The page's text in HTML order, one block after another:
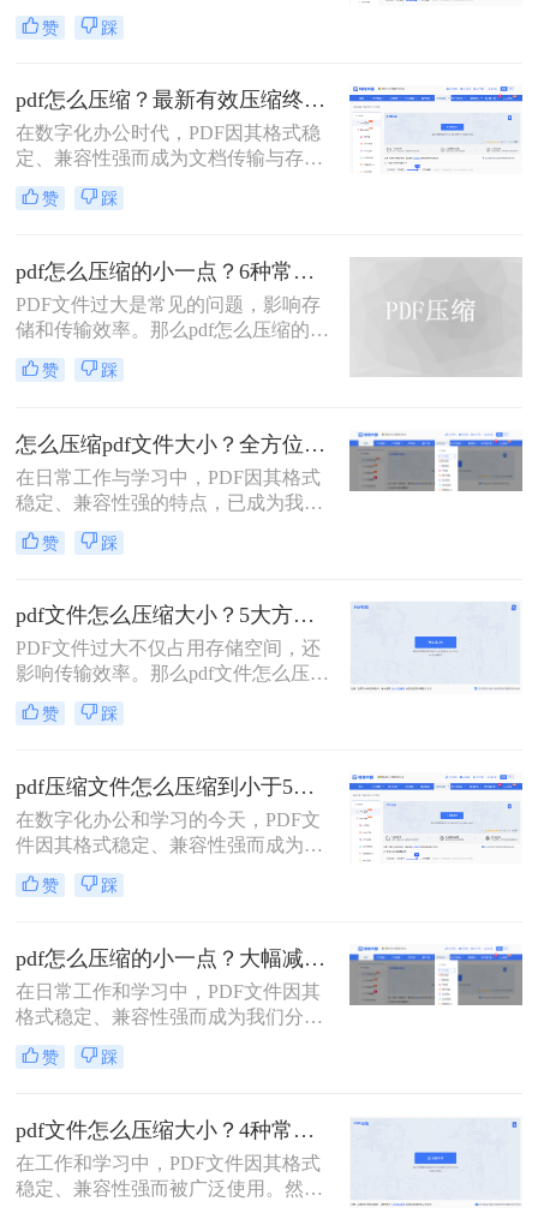
其跨平台、格式固定的特性而成为最
常用的文件格式之一。然而，随之而
不仅占用存储空间，更在邮件发送、
即时通讯传输和网页上传时带来诸多
不便。如何在不显著损失质量的前提
下，有效“瘦身”PDF文件，已成为一
项必备技能。
赞 踩
pdf怎么压缩？最新有效压缩终极指南！
在数字化办公时代，PDF因其格式稳
定、兼容性强而成为文档传输与存档
的首选。然而，高分辨率图片、嵌入
字体和多媒体内容也使得PDF文件体
送、云端存储和即时分享带来了巨大
困扰。如何高效、无损（或视觉无
损）地压缩PDF，成为一个普遍需
求。那么pdf怎么压缩呢？
赞 踩
pdf怎么压缩的小一点？6种常用方案详解！
PDF文件过大是常见的问题，影响存
储和传输效率。那么pdf怎么压缩的小
一点呢？本文将详解6种主流压缩方
案，助你快速解决文件体积过大的困
赞 踩
怎么压缩pdf文件大小？全方位高效压缩方法终极指南！
在日常工作与学习中，PDF因其格式
稳定、兼容性强的特点，已成为我们
分享文档、报告和论文的首选格式。
然而，过大的PDF文件常常会带来诸
度、占用大量存储空间，甚至可能超
出某些平台的上传限制。因此，掌握
怎么压缩pdf文件大小的技能显得至关
重要。
赞 踩
pdf文件怎么压缩大小？5大方法深度解析与实操指南！
PDF文件过大不仅占用存储空间，还
影响传输效率。那么pdf文件怎么压缩
大小呢？本文将系统介绍5种主流压
缩方法，助你精准平衡文件体积与质
赞 踩
pdf压缩文件怎么压缩到小于5M？4种压缩方法终极指南！
在数字化办公和学习的今天，PDF文
件因其格式稳定、兼容性强而成为我
们日常传输文档的首选。然而，我们
常常会遇到一个令人头疼的问题：一
清图片、复杂图表或嵌入字体而体积
庞大，动辄几十兆甚至上百兆。无论
是通过电子邮件发送（通常有附件大
小限制）、上传至学习平台还是提交
至企业系统，文件大小限制（如常见
的5MB）往往是一道难以逾越的关
5M呢？
赞 踩
pdf怎么压缩的小一点？大幅减小文件体积的有效方法全解析！
在日常工作和学习中，PDF文件因其
格式稳定、兼容性强而成为我们分享
文档、报告和资料的首选格式。然
而，随之而来的问题也显而易见：过
在通过邮件发送、即时通讯工具传输
或上传至云平台时受到限制，严重影
响效率。因此，pdf怎么压缩的小一
点，成为一项必备技能。
赞 踩
pdf文件怎么压缩大小？4种常用压缩方法详解！
在工作和学习中，PDF文件因其格式
稳定、兼容性强而被广泛使用。然